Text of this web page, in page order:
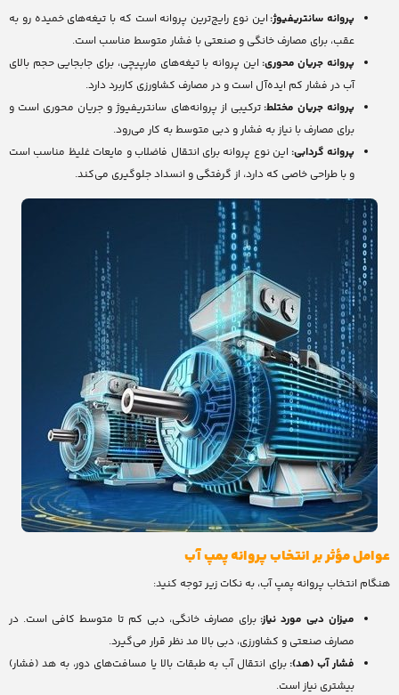
پروانه سانتریفیوژ: این نوع رایج‌ترین پروانه است که با تیغه‌های خمیده رو به
عقب، برای مصارف خانگی و صنعتی با فشار متوسط مناسب است.
پروانه جریان محوری: این پروانه با تیغه‌های مارپیچی، برای جابجایی حجم بالای
آب در فشار کم ایده‌آل است و در مصارف کشاورزی کاربرد دارد.
پروانه جریان مختلط: ترکیبی از پروانه‌های سانتریفیوژ و جریان محوری است و
برای مصارف با نیاز به فشار و دبی متوسط به کار می‌رود.
پروانه گردابی: این نوع پروانه برای انتقال فاضلاب و مایعات غلیظ مناسب است
و با طراحی خاصی که دارد، از گرفتگی و انسداد جلوگیری می‌کند.
عوامل مؤثر بر انتخاب پروانه پمپ آب
هنگام انتخاب پروانه پمپ آب، به نکات زیر توجه کنید:
میزان دبی مورد نیاز: برای مصارف خانگی، دبی کم تا متوسط کافی است. در
مصارف صنعتی و کشاورزی، دبی بالا مد نظر قرار می‌گیرد.
فشار آب (هد): برای انتقال آب به طبقات بالا یا مسافت‌های دور، به هد (فشار)
بیشتری نیاز است.